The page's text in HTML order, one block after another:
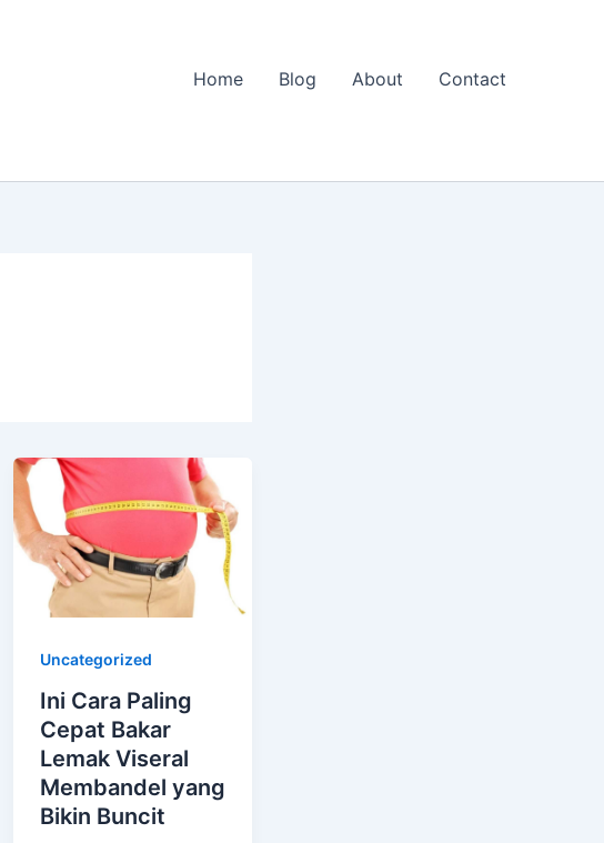
Home Blog About Contact
Uncategorized
Ini Cara Paling
Cepat Bakar
Lemak Viseral
Membandel yang
Bikin Buncit